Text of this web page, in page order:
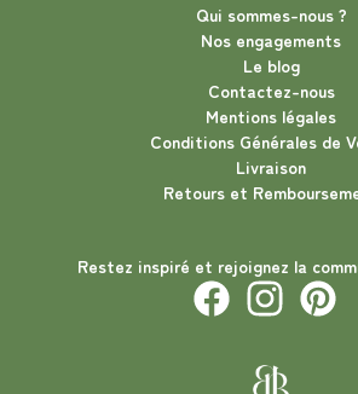
Qui sommes-nous ?
Nos engagements
Le blog
Contactez-nous
Mentions légales
Conditions Générales de
Livraison
Retours et
Restez inspiré et rejoignez la